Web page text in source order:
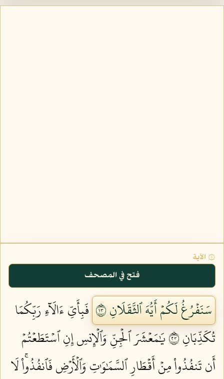
۞ الآية
فتح في المصحف
سَنَفۡرُغُ لَكُمۡ أَيُّهَ ٱلثَّقَلَانِ ٣١
فَبِأَيِّ ءَالَآءِ رَبِّكُمَا
تُكَذِّبَانِ ٣٢
يَٰمَعۡشَرَ ٱلۡجِنِّ وَٱلۡإِنسِ إِنِ ٱسۡتَطَعۡتُمۡ
أَن تَنفُذُواْ مِنۡ أَقۡطَارِ ٱلسَّمَٰوَٰتِ وَٱلۡأَرۡضِ فَٱنفُذُواْۚ لَا